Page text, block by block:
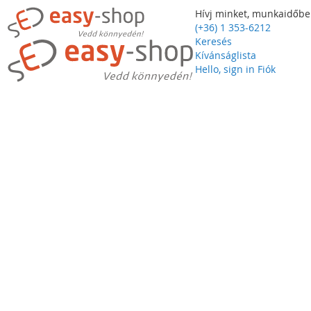
Hívj minket,
(+36) 1 353-6212
Keresés
Kívánságlista
Hello, sign in Fiók